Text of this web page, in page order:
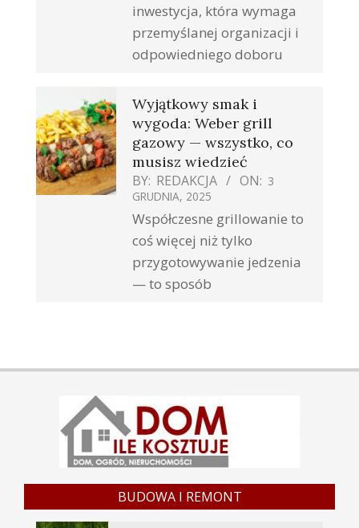
inwestycja, która wymaga
przemyślanej organizacji i
odpowiedniego doboru
Wyjątkowy smak i
wygoda: Weber grill
gazowy — wszystko, co
musisz wiedzieć
BY: REDAKCJA ON: 3
GRUDNIA, 2025
Współczesne grillowanie to
coś więcej niż tylko
przygotowywanie jedzenia
— to sposób
BUDOWA I REMONT